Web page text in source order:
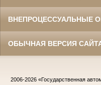
ВНЕПРОЦЕССУАЛЬНЫЕ
ОБЫЧНАЯ ВЕРСИЯ
2006-2026 «Государственная